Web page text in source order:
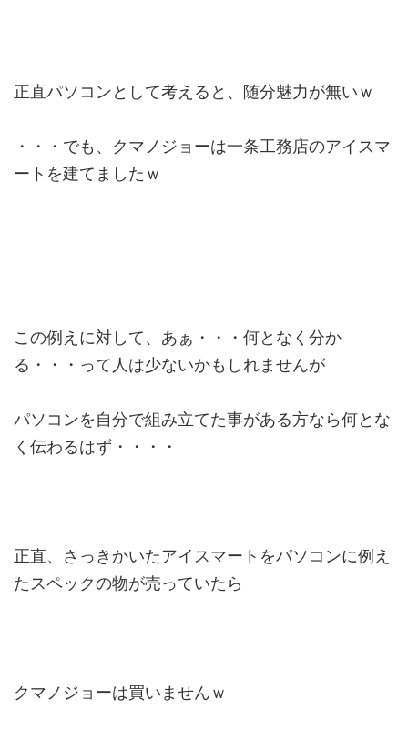
正直パソコンとして考えると、随分魅力が無いｗ
・・・でも、クマノジョーは一条工務店のアイスマ
ートを建てましたｗ
この例えに対して、あぁ・・・何となく分か
る・・・って人は少ないかもしれませんが
パソコンを自分で組み立てた事がある方なら何とな
く伝わるはず・・・・
正直、さっきかいたアイスマートをパソコンに例え
たスペックの物が売っていたら
クマノジョーは買いませんｗ